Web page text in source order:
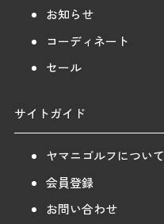
お知らせ
コーディネート
セール
サイトガイド
ヤマニゴルフについて
会員登録
お問い合わせ